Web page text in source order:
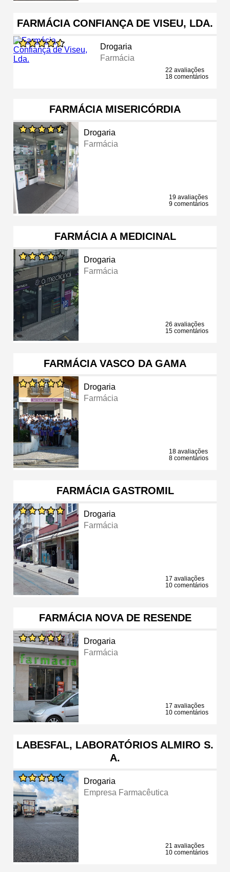
FARMÁCIA CONFIANÇA DE VISEU, LDA.
Drogaria
Farmácia
22 avaliações
18 comentários
FARMÁCIA MISERICÓRDIA
Drogaria
Farmácia
19 avaliações
9 comentários
FARMÁCIA A MEDICINAL
Drogaria
Farmácia
26 avaliações
15 comentários
FARMÁCIA VASCO DA GAMA
Drogaria
Farmácia
18 avaliações
8 comentários
FARMÁCIA GASTROMIL
Drogaria
Farmácia
17 avaliações
10 comentários
FARMÁCIA NOVA DE RESENDE
Drogaria
Farmácia
17 avaliações
10 comentários
LABESFAL, LABORATÓRIOS ALMIRO S.
A.
Drogaria
Empresa Farmacêutica
21 avaliações
10 comentários